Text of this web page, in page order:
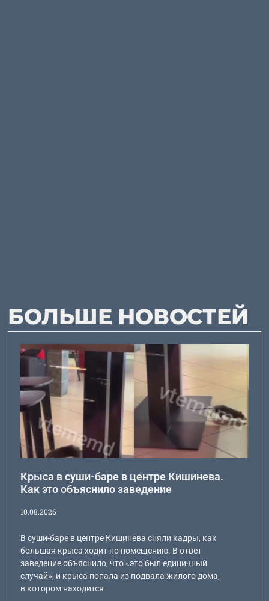
БОЛЬШЕ НОВОСТЕЙ
Крыса в суши-баре в центре Кишинева.
Как это объяснило заведение
10.08.2026
В суши-баре в центре Кишинева сняли кадры, как
большая крыса ходит по помещению. В ответ
заведение объяснило, что «это был единичный
случай», и крыса попала из подвала жилого дома,
в котором находится